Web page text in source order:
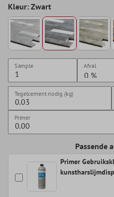
Kleur: Zwart
Sample Afval
Tegelcement nodig (kg)
Primer
Passende
Primer